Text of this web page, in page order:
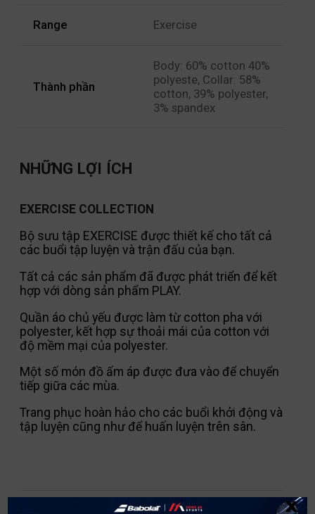
Range Exercise
Thành phần
Body: 60% cotton 40%
polyeste, Collar: 58%
cotton, 39% polyester,
3% spandex
NHỮNG LỢI ÍCH
EXERCISE COLLECTION
Bộ sưu tập EXERCISE được thiết kế cho tất cả
các buổi tập luyện và trận đấu của bạn.
Tất cả các sản phẩm đã được phát triển để kết
hợp với dòng sản phẩm PLAY.
Quần áo chủ yếu được làm từ cotton pha với
polyester, kết hợp sự thoải mái của cotton với
độ mềm mại của polyester.
Một số món đồ ấm áp được đưa vào để chuyển
tiếp giữa các mùa.
Trang phục hoàn hảo cho các buổi khởi động và
tập luyện cũng như để huấn luyện trên sân.
x